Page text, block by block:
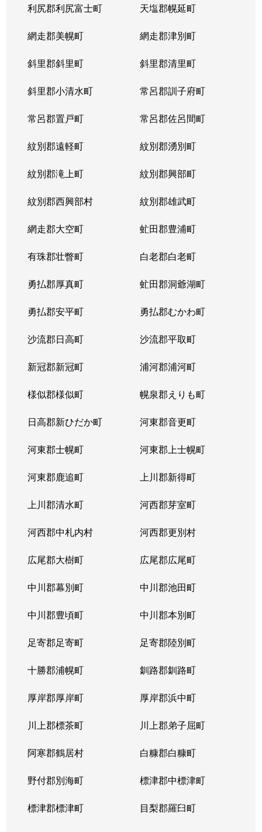
利尻郡利尻富士町 天塩郡幌延町
網走郡美幌町 網走郡津別町
斜里郡斜里町 斜里郡清里町
斜里郡小清水町 常呂郡訓子府町
常呂郡置戸町 常呂郡佐呂間町
紋別郡遠軽町 紋別郡湧別町
紋別郡滝上町 紋別郡興部町
紋別郡西興部村 紋別郡雄武町
網走郡大空町 虻田郡豊浦町
有珠郡壮瞥町 白老郡白老町
勇払郡厚真町 虻田郡洞爺湖町
勇払郡安平町 勇払郡むかわ町
沙流郡日高町 沙流郡平取町
新冠郡新冠町 浦河郡浦河町
様似郡様似町 幌泉郡えりも町
日高郡新ひだか町 河東郡音更町
河東郡士幌町 河東郡上士幌町
河東郡鹿追町 上川郡新得町
上川郡清水町 河西郡芽室町
河西郡中札内村 河西郡更別村
広尾郡大樹町 広尾郡広尾町
中川郡幕別町 中川郡池田町
中川郡豊頃町 中川郡本別町
足寄郡足寄町 足寄郡陸別町
十勝郡浦幌町 釧路郡釧路町
厚岸郡厚岸町 厚岸郡浜中町
川上郡標茶町 川上郡弟子屈町
阿寒郡鶴居村 白糠郡白糠町
野付郡別海町 標津郡中標津町
標津郡標津町 目梨郡羅臼町